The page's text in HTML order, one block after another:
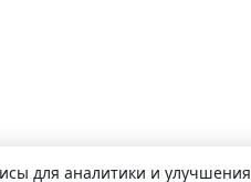
для аналитики и улучшения